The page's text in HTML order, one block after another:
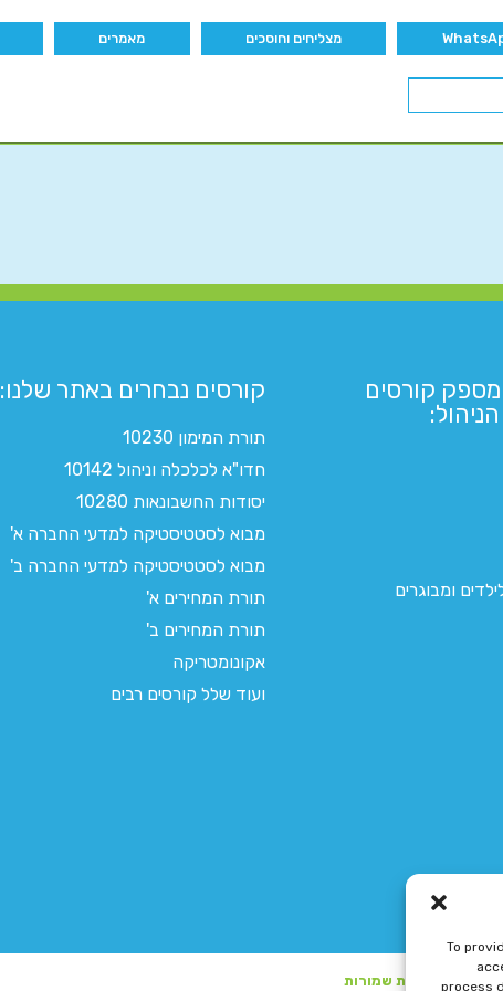
To
process
מצליחים וחוסכים מאמרים
קורסים
ומבוגרים
קורסים נבחרים באתר שלנו:​
תורת המימון 10230
חדו"א לכלכלה וניהול 10142
יסודות החשבונאות 10280
מבוא לסטטיסטיקה למדעי החברה א'
מבוא לסטטיסטיקה למדעי החברה ב'
תורת המחירים א'
תורת המחירים ב'
אקונומטריקה
ועוד שלל קורסים רבים